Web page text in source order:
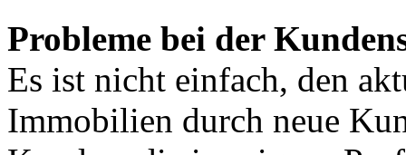
Probleme bei der
Es ist nicht einfach, den
Immobilien durch neue